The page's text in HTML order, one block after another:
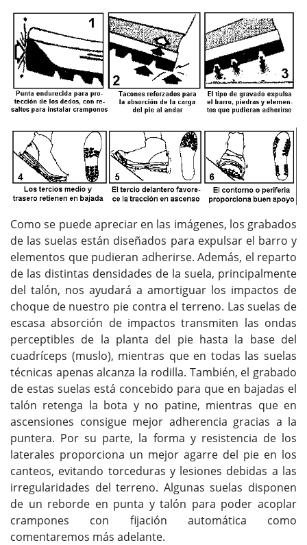
Como se puede apreciar en las imágenes, los grabados
de las suelas están diseñados para expulsar el barro y
elementos que pudieran adherirse. Además, el reparto
de las distintas densidades de la suela, principalmente
del talón, nos ayudará a amortiguar los impactos de
choque de nuestro pie contra el terreno. Las suelas de
escasa absorción de impactos transmiten las ondas
perceptibles de la planta del pie hasta la base del
cuadríceps (muslo), mientras que en todas las suelas
técnicas apenas alcanza la rodilla. También, el grabado
de estas suelas está concebido para que en bajadas el
talón retenga la bota y no patine, mientras que en
ascensiones consigue mejor adherencia gracias a la
puntera. Por su parte, la forma y resistencia de los
laterales proporciona un mejor agarre del pie en los
canteos, evitando torceduras y lesiones debidas a las
irregularidades del terreno. Algunas suelas disponen
de un reborde en punta y talón para poder acoplar
crampones con fijación automática como
comentaremos más adelante.